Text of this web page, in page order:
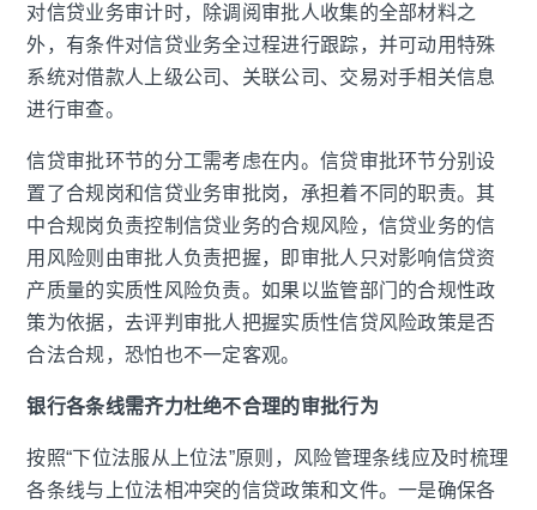
对信贷业务审计时，除调阅审批人收集的全部材料之
外，有条件对信贷业务全过程进行跟踪，并可动用特殊
系统对借款人上级公司、关联公司、交易对手相关信息
进行审查。
信贷审批环节的分工需考虑在内。信贷审批环节分别设
置了合规岗和信贷业务审批岗，承担着不同的职责。其
中合规岗负责控制信贷业务的合规风险，信贷业务的信
用风险则由审批人负责把握，即审批人只对影响信贷资
产质量的实质性风险负责。如果以监管部门的合规性政
策为依据，去评判审批人把握实质性信贷风险政策是否
合法合规，恐怕也不一定客观。
银行各条线需齐力杜绝不合理的审批行为
按照“下位法服从上位法”原则，风险管理条线应及时梳理
各条线与上位法相冲突的信贷政策和文件。一是确保各